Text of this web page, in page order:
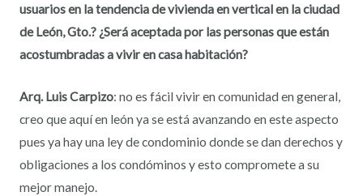
usuarios en la tendencia de vivienda en vertical en la ciudad
de León, Gto.? ¿Será aceptada por las personas que están
acostumbradas a vivir en casa habitación?
Arq. Luis Carpizo: no es fácil vivir en comunidad en general,
creo que aquí en león ya se está avanzando en este aspecto
pues ya hay una ley de condominio donde se dan derechos y
obligaciones a los condóminos y esto compromete a su
mejor manejo.